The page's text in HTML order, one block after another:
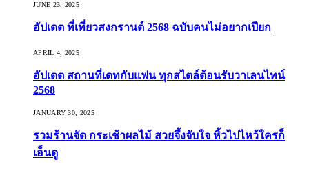
JUNE 23, 2025
อัปเดต ที่เที่ยวสงกรานต์ 2568 ฉบับคนไม่อยากเปียก
APRIL 4, 2025
อัปเดต สถานที่เดทกับแฟน ทุกสไตล์ต้อนรับวาเลนไทน์
2568
JANUARY 30, 2025
รวมร้านจัด กระเช้าผลไม้ สวยจึ้งจับใจ หิ้วไปไหว้ใครก็
เอ็นดู